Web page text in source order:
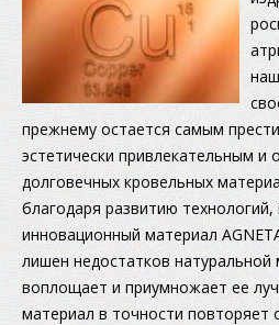
прежнему остается самым
эстетически привлекательным и
долговечных кровельных
благодаря развитию технологий,
инновационный материал
лишен недостатков
воплощает и приумножает ее
материал в точности повторяет